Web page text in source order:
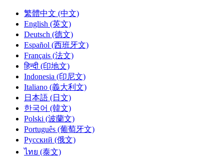
繁體中文 (中文)
English (英文)
Deutsch (德文)
Español (西班牙文)
Français (法文)
हिन्दी (印地文)
Indonesia (印尼文)
Italiano (義大利文)
日本語 (日文)
한국어 (韓文)
Polski (波蘭文)
Português (葡萄牙文)
Русский (俄文)
ไทย (泰文)